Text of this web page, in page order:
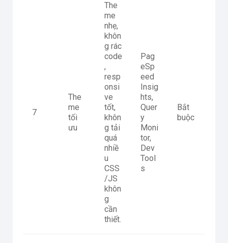
7
The
me
tối
ưu
The
me
nhẹ,
khôn
g rác
code
,
resp
onsi
ve
tốt,
khôn
g tải
quá
nhiề
u
CSS
/JS
khôn
g
cần
thiết.
Pag
eSp
eed
Insig
hts,
Quer
y
Moni
tor,
Dev
Tool
s
Bắt
buộc